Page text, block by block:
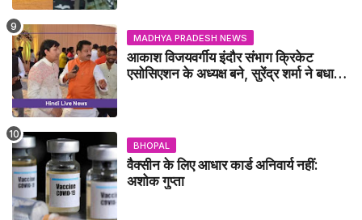
MADHYA PRADESH NEWS
आकाश विजयवर्गीय इंदौर संभाग क्रिकेट
एसोसिएशन के अध्यक्ष बने, सुरेंद्र शर्मा ने बधाई
BHOPAL
वैक्सीन के लिए आधार कार्ड अनिवार्य नहीं:
अशोक गुप्ता